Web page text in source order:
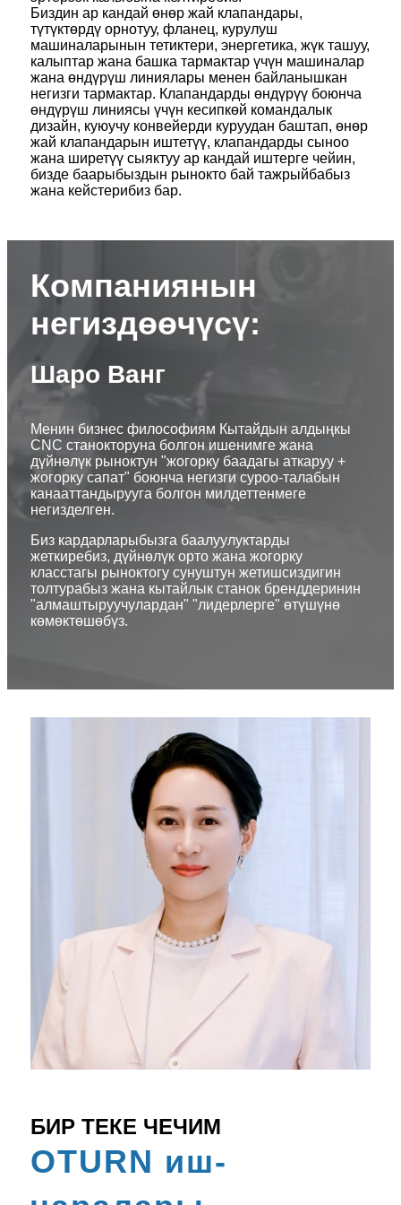
Биздин ар кандай өнөр жай клапандары,
түтүктөрдү орнотуу, фланец, курулуш
машиналарынын тетиктери, энергетика, жүк ташуу,
калыптар жана башка тармактар ​​үчүн машиналар
жана өндүрүш линиялары менен байланышкан
негизги тармактар. Клапандарды өндүрүү боюнча
өндүрүш линиясы үчүн кесипкөй командалык
дизайн, куюучу конвейерди куруудан баштап, өнөр
жай клапандарын иштетүү, клапандарды сыноо
жана ширетүү сыяктуу ар кандай иштерге чейин,
бизде баарыбыздын рынокто бай тажрыйбабыз
жана кейстерибиз бар.
Компаниянын
негиздөөчүсү:
Шаро Ванг
Менин бизнес философиям Кытайдын алдыңкы
CNC станокторуна болгон ишенимге жана
дүйнөлүк рыноктун "жогорку баадагы аткаруу +
жогорку сапат" боюнча негизги суроо-талабын
канааттандырууга болгон милдеттенмеге
негизделген.
Биз кардарларыбызга баалуулуктарды
жеткиребиз, дүйнөлүк орто жана жогорку
класстагы рыноктогу сунуштун жетишсиздигин
толтурабыз жана кытайлык станок бренддеринин
"алмаштыруучулардан" "лидерлерге" өтүшүнө
көмөктөшөбүз.
БИР ТЕКЕ ЧЕЧИМ
OTURN иш-